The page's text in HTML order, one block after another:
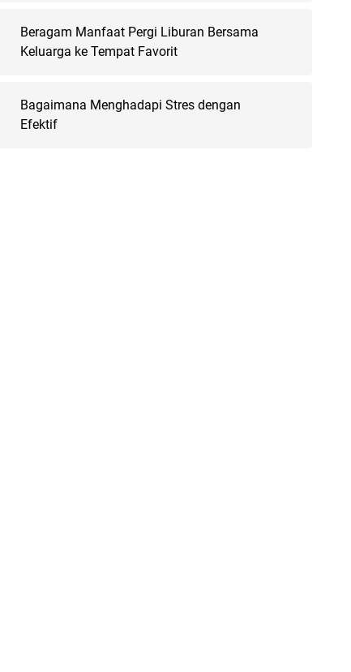
Beragam Manfaat Pergi Liburan Bersama
Keluarga ke Tempat Favorit
Bagaimana Menghadapi Stres dengan
Efektif